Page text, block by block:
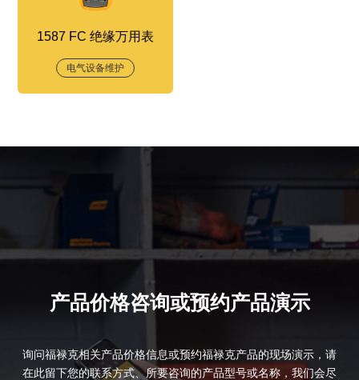
1587 FC 绝缘万用表
电气设备维护
产品价格咨询或预约产品演示
询问福禄克相关产品价格信息或预约福禄克产品的现场演示，请
在此留下您的联系方式、所要咨询的产品型号或名称，我们会尽